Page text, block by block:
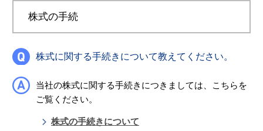
株式の手続
株式に関する手続きについて教えてください。
当社の株式に関する手続きにつきましては、こちらを
ご覧ください。
株式の手続きについて